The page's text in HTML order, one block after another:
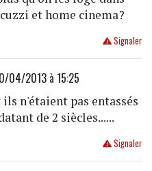
et home cinema?
Signaler
04/2013 à 15:25
ils n'étaient pas entassés
de 2 siècles......
Signaler